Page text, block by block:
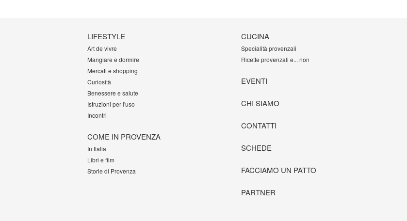
LIFESTYLE
Art de vivre
Mangiare e dormire
Mercati e shopping
Curiosità
Benessere e salute
Istruzioni per l'uso
Incontri
COME IN PROVENZA
In Italia
Libri e film
Storie di Provenza
CUCINA
Specialità provenzali
Ricette provenzali e... non
EVENTI
CHI SIAMO
CONTATTI
SCHEDE
FACCIAMO UN PATTO
PARTNER